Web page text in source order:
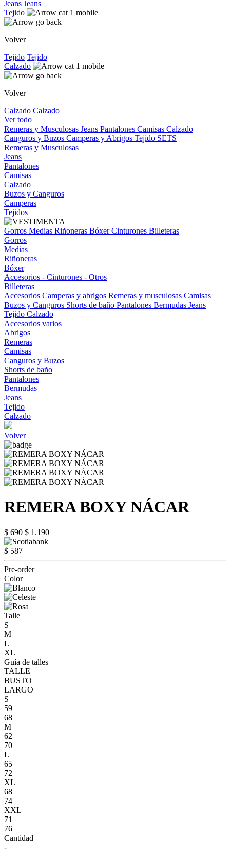
Jeans Jeans
Tejido
Volver
Tejido Tejido
Calzado
Volver
Calzado Calzado
Ver todo
Remeras y Musculosas Jeans Pantalones Camisas Calzado
Canguros y Buzos Camperas y Abrigos Tejido SETS
Remeras y Musculosas
Jeans
Pantalones
Camisas
Calzado
Buzos y Canguros
Camperas
Tejidos
Gorros Medias Riñoneras BóxerCinturones Billeteras
Gorros
Medias
Riñoneras
Bóxer
Accesorios - Cinturones - Otros
Billeteras
Accesorios Camperas y abrigos Remeras y musculosas Camisas
Buzos y Canguros Shorts de baño Pantalones Bermudas Jeans
Tejido Calzado
Accesorios varios
Abrigos
Remeras
Camisas
Canguros y Buzos
Shorts de baño
Pantalones
Bermudas
Jeans
Tejido
Calzado
Volver
REMERA BOXY NÁCAR
$ 690 $ 1.190
$ 587
Pre-order
Color
Talle
S
M
L
XL
Guía de talles
TALLE
BUSTO
LARGO
S
59
68
M
62
70
L
65
72
XL
68
74
XXL
71
76
Cantidad
-